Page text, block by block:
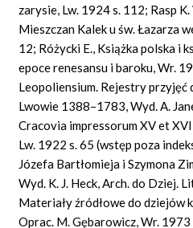
zarysie, Lw. 1924 s. 112; Rasp
Mieszczan Kalek u św. Łazarza
12; Różycki E., Książka polska i
epoce renesansu i baroku, Wr.
Leopoliensium. Rejestry przyjęć
Lwowie 1388–1783, Wyd. A.
Cracovia impressorum XV et
Lw. 1922 s. 65 (wstęp poza
Józefa Bartłomieja i Szymona
Wyd. K. J. Heck, Arch. do Dziej.
Materiały źródłowe do dziejów
Oprac. M. Gębarowicz, Wr.